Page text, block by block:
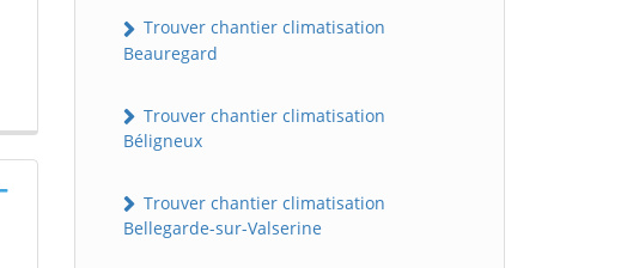
Trouver chantier climatisation
Beauregard
Trouver chantier climatisation
Béligneux
Trouver chantier climatisation
Bellegarde-sur-Valserine